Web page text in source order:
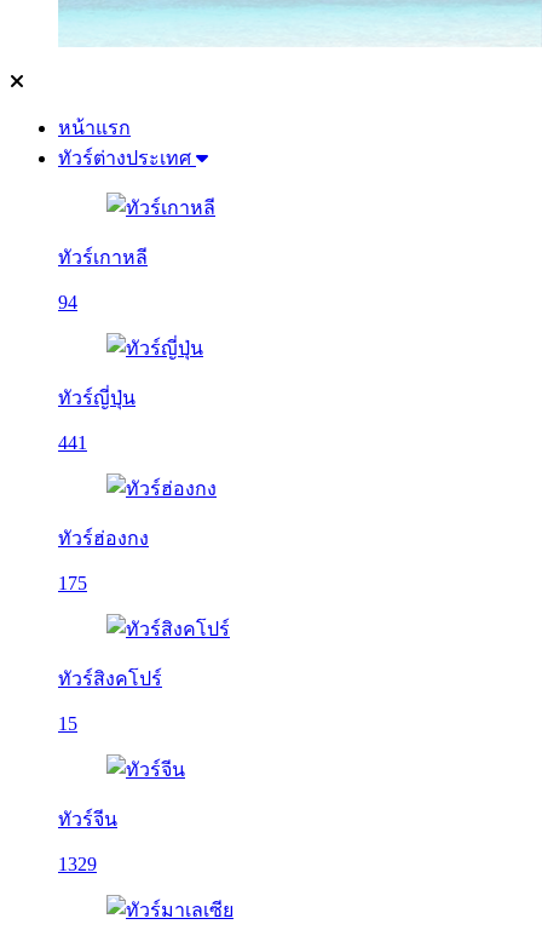
หน้าแรก
ทัวร์ต่างประเทศ
ทัวร์เกาหลี
94
ทัวร์ญี่ปุ่น
441
ทัวร์ฮ่องกง
175
ทัวร์สิงคโปร์
15
ทัวร์จีน
1329